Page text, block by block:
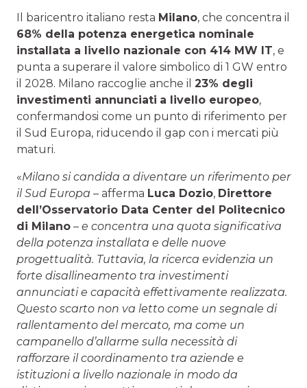
Il baricentro italiano resta Milano, che concentra il
68% della potenza energetica nominale
installata a livello nazionale con 414 MW IT, e
punta a superare il valore simbolico di 1 GW entro
il 2028. Milano raccoglie anche il 23% degli
investimenti annunciati a livello europeo,
confermandosi come un punto di riferimento per
il Sud Europa, riducendo il gap con i mercati più
maturi.
«Milano si candida a diventare un riferimento per
il Sud Europa – afferma Luca Dozio, Direttore
dell’Osservatorio Data Center del Politecnico
di Milano – e concentra una quota significativa
della potenza installata e delle nuove
progettualità. Tuttavia, la ricerca evidenzia un
forte disallineamento tra investimenti
annunciati e capacità effettivamente realizzata.
Questo scarto non va letto come un segnale di
rallentamento del mercato, ma come un
campanello d’allarme sulla necessità di
rafforzare il coordinamento tra aziende e
istituzioni a livello nazionale in modo da